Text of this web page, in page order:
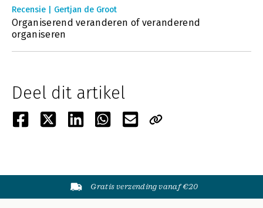
Recensie | Gertjan de Groot
Organiserend veranderen of veranderend
organiseren
Deel dit artikel
Gratis verzending vanaf €20